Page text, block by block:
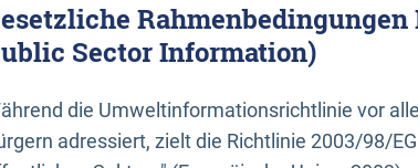
Sector Information)
die Umweltinformationsrichtlinie vor
adressiert, zielt die Richtlinie 2003/98/